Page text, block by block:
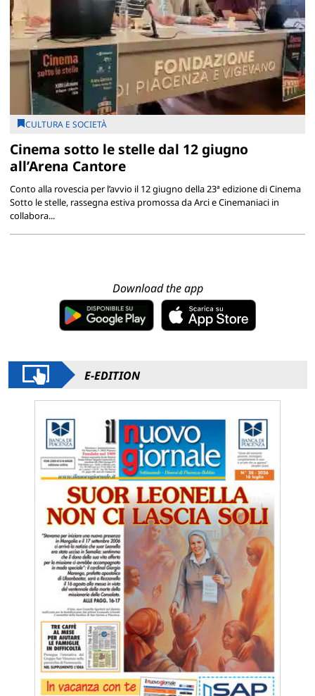
CULTURA E SOCIETÀ
Cinema sotto le stelle dal 12 giugno
all’Arena Cantore
Conto alla rovescia per l’avvio il 12 giugno della 23ª edizione di Cinema
Sotto le stelle, rassegna estiva promossa da Arci e Cinemaniaci in
collabora...
Download the app
E-EDITION